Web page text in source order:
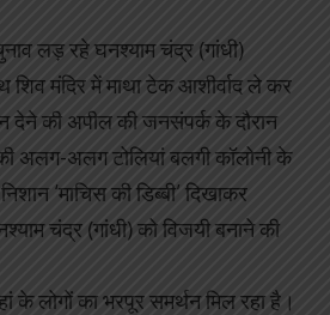
लड़ रहे घनश्याम चंद्र (गांधी)
शिव मंदिर में माथा टेक आशीर्वाद ले कर
देने की अपील की जनसंपर्क के दौरान
अलग-अलग टोलियां बलगी कॉलोनी के
‘माचिस की डिब्बी’ दिखाकर
चंद्र (गांधी) को विजयी बनाने की
के लोगों का भरपूर समर्थन मिल रहा है।